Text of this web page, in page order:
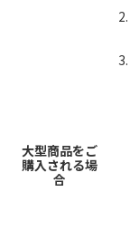
大型商品をご
購入される場
合